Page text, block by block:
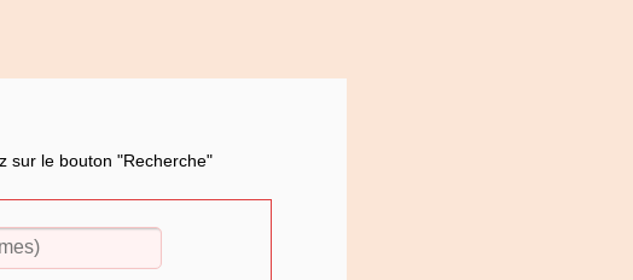
sur le bouton "Recherche"